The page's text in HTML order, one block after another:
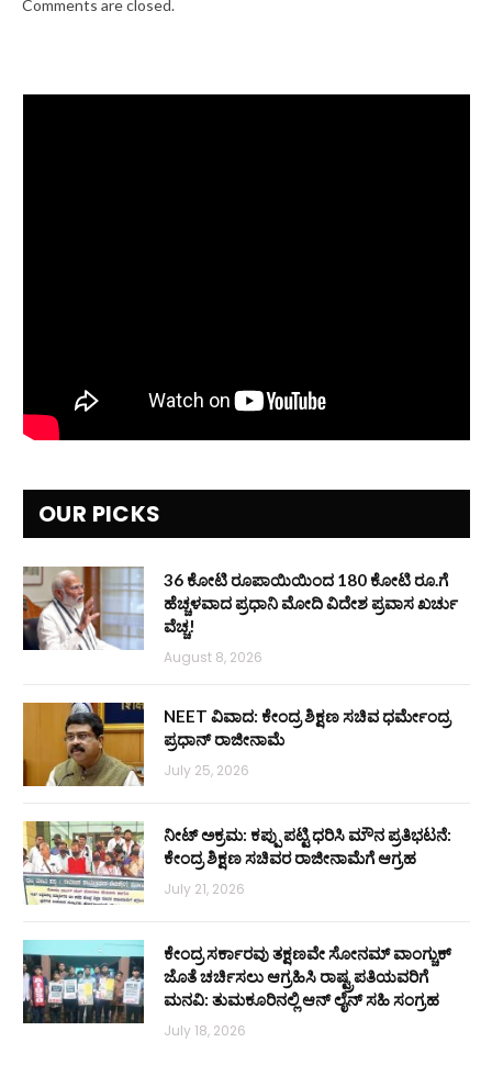
Comments are closed.
OUR PICKS
36 ಕೋಟಿ ರೂಪಾಯಿಯಿಂದ 180 ಕೋಟಿ ರೂ.ಗೆ
ಹೆಚ್ಚಳವಾದ ಪ್ರಧಾನಿ ಮೋದಿ ವಿದೇಶ ಪ್ರವಾಸ ಖರ್ಚು
ವೆಚ್ಚ!
August 8, 2026
NEET ವಿವಾದ: ಕೇಂದ್ರ ಶಿಕ್ಷಣ ಸಚಿವ ಧರ್ಮೇಂದ್ರ
ಪ್ರಧಾನ್ ರಾಜೀನಾಮೆ
July 25, 2026
ನೀಟ್ ಅಕ್ರಮ: ಕಪ್ಪು ಪಟ್ಟಿ ಧರಿಸಿ ಮೌನ ಪ್ರತಿಭಟನೆ:
ಕೇಂದ್ರ ಶಿಕ್ಷಣ ಸಚಿವರ ರಾಜೀನಾಮೆಗೆ ಆಗ್ರಹ
July 21, 2026
ಕೇಂದ್ರ ಸರ್ಕಾರವು ತಕ್ಷಣವೇ ಸೋನಮ್ ವಾಂಗ್ಚುಕ್
ಜೊತೆ ಚರ್ಚಿಸಲು ಆಗ್ರಹಿಸಿ ರಾಷ್ಟ್ರಪತಿಯವರಿಗೆ
ಮನವಿ: ತುಮಕೂರಿನಲ್ಲಿ ಆನ್‌ ಲೈನ್ ಸಹಿ ಸಂಗ್ರಹ
July 18, 2026